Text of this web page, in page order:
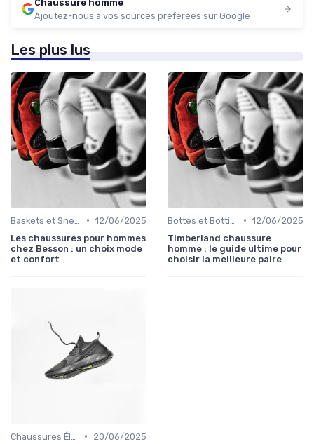
Chaussure homme
Ajoutez-nous à vos sources préférées sur Google
Les plus lus
• 12/06/2025
Les chaussures pour hommes
chez Besson : un choix mode
et confort
• 12/06/2025
Timberland chaussure
homme : le guide ultime pour
choisir la meilleure paire
•
20/06/2025